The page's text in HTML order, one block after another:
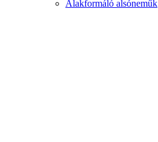
Alakformáló alsóneműk